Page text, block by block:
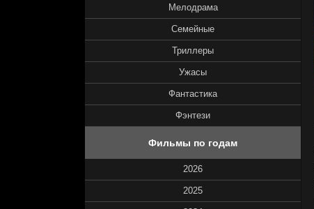
Мелодрама
Семейные
Триллеры
Ужасы
Фантастика
Фэнтези
Фильмы по годам
2026
2025